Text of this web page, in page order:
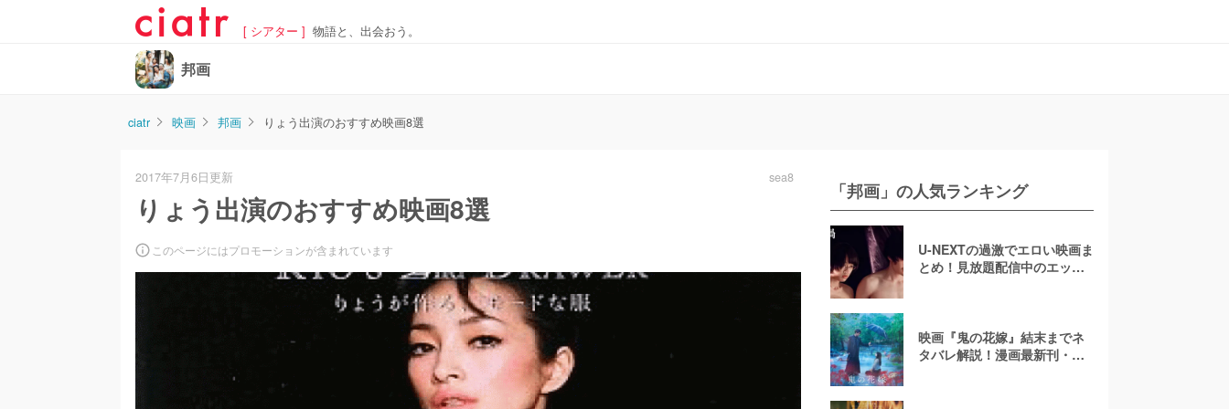
[ シアター ] 物語と、出会おう。
邦画
ciatr 映画 邦画 りょう出演のおすすめ映画8選
2017年7月6日更新 sea8
りょう出演のおすすめ映画8選
このページにはプロモーションが含まれています
「邦画」の人気ランキング
U-NEXTの過激でエロい映画ま
とめ！見放題配信中のエッチ
映画『鬼の花嫁』結末までネ
タバレ解説！漫画最新刊・小